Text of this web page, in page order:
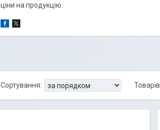
ціни на продукцію.